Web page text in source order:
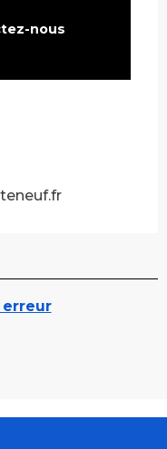
nous
erreur